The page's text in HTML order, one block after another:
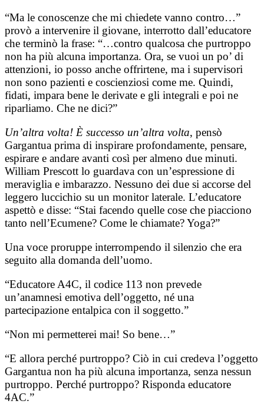
“Ma le conoscenze che mi chiedete vanno contro…”
provò a intervenire il giovane, interrotto dall’educatore
che terminò la frase: “…contro qualcosa che purtroppo
non ha più alcuna importanza. Ora, se vuoi un po’ di
attenzioni, io posso anche offrirtene, ma i supervisori
non sono pazienti e coscienziosi come me. Quindi,
fidati, impara bene le derivate e gli integrali e poi ne
riparliamo. Che ne dici?”
Un’altra volta! È successo un’altra volta, pensò
Gargantua prima di inspirare profondamente, pensare,
espirare e andare avanti così per almeno due minuti.
William Prescott lo guardava con un’espressione di
meraviglia e imbarazzo. Nessuno dei due si accorse del
leggero luccichio su un monitor laterale. L’educatore
aspettò e disse: “Stai facendo quelle cose che piacciono
tanto nell’Ecumene? Come le chiamate? Yoga?”
Una voce proruppe interrompendo il silenzio che era
seguito alla domanda dell’uomo.
“Educatore A4C, il codice 113 non prevede
un’anamnesi emotiva dell’oggetto, né una
partecipazione entalpica con il soggetto.”
“Non mi permetterei mai! So bene…”
“E allora perché purtroppo? Ciò in cui credeva l’oggetto
Gargantua non ha più alcuna importanza, senza nessun
purtroppo. Perché purtroppo? Risponda educatore
4AC.”